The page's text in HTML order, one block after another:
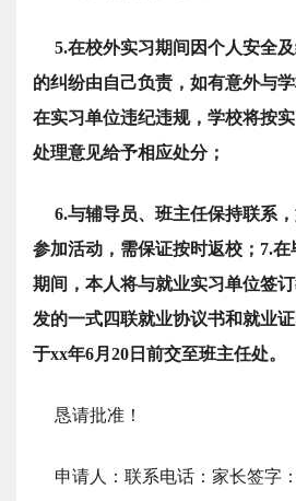
5.在校外实习期间因个人安全
的纠纷由自己负责，如有意外与学
在实习单位违纪违规，学校将按
处理意见给予相应处分；
6.与辅导员、班主任保持联系
参加活动，需保证按时返校；7.在
期间，本人将与就业实习单位签
发的一式四联就业协议书和就业
于xx年6月20日前交至班主任处。
恳请批准！
申请人：联系电话：家长签字